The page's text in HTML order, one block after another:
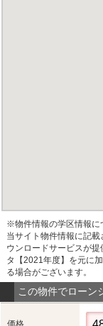
※物件情報の学区情報に
当サイト物件情報に記
ウンロードサービスが
タ【2021年度】を元に
る場合がございます。
この物件でローン
価格